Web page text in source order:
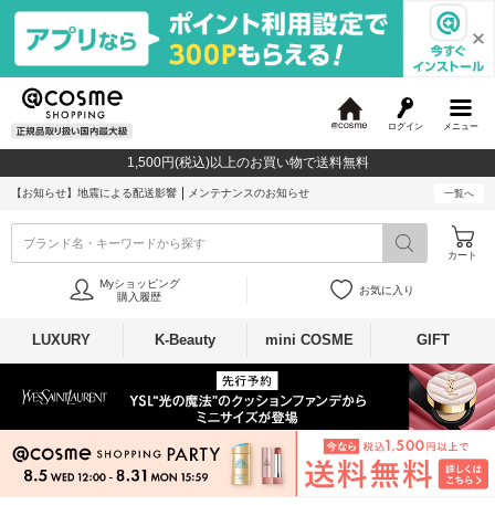
メニュー
ログイン
c
o
1,500円(税込)以上のお買い物で送料無料
【お知らせ】 地震による配送影響 メンテナンスのお知らせ 一覧へ
ブランド名・キーワードから探す
カート
Myショッピング
購入履歴
お気に入り
LUXURY K-Beauty mini COSME GIFT